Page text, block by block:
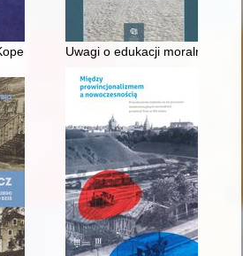
z rodu Ślązaka
Uwagi o edukacji moralnej